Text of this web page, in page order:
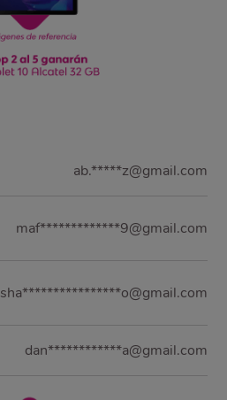
ab.*****z@gmail.com
maf*************9@gmail.com
sha****************o@gmail.com
dan************a@gmail.com